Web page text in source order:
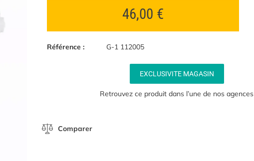
46,00 €
Référence : G-1 112005
EXCLUSIVITE MAGASIN
Retrouvez ce produit dans l’une de nos agences
Comparer